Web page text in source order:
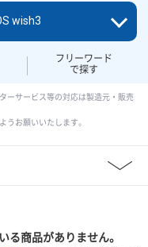
フリーワード
で探す
wish3
ーサービス等の対応は製造元・販売
うお願いいたします。
る商品がありません。